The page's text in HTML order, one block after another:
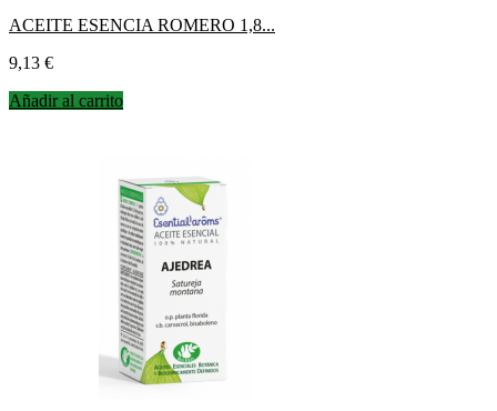
ACEITE ESENCIA ROMERO 1,8...
Precio
9,13 €
Añadir al carrito